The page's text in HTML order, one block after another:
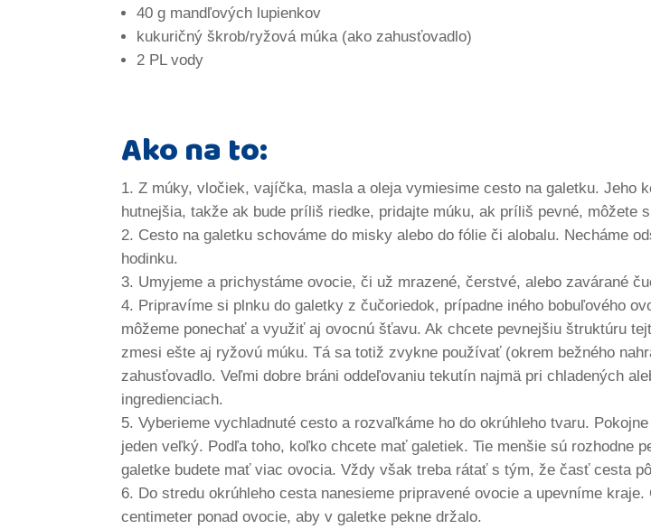
40 g mandľových lupienkov
kukuričný škrob/ryžová múka (ako zahusťovadlo)
2 PL vody
Ako na to:
Z múky, vločiek, vajíčka, masla a oleja vymiesime cesto na galetku. Jeho
hutnejšia, takže ak bude príliš riedke, pridajte múku, ak príliš pevné, môžete
Cesto na galetku schováme do misky alebo do fólie či alobalu. Necháme
hodinku.
Umyjeme a prichystáme ovocie, či už mrazené, čerstvé, alebo zavárané
Pripravíme si plnku do galetky z čučoriedok, prípadne iného bobuľového
môžeme ponechať a využiť aj ovocnú šťavu. Ak chcete pevnejšiu štruktúru
zmesi ešte aj ryžovú múku. Tá sa totiž zvykne používať (okrem bežného
zahusťovadlo. Veľmi dobre bráni oddeľovaniu tekutín najmä pri chladených
ingredienciach.
Vyberieme vychladnuté cesto a rozvaľkáme ho do okrúhleho tvaru.
jeden veľký. Podľa toho, koľko chcete mať galetiek. Tie menšie sú rozhodne
galetke budete mať viac ovocia. Vždy však treba rátať s tým, že časť cesta
Do stredu okrúhleho cesta nanesieme pripravené ovocie a upevníme
centimeter ponad ovocie, aby v galetke pekne držalo.